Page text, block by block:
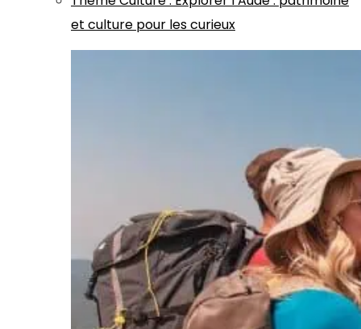
et culture pour les curieux